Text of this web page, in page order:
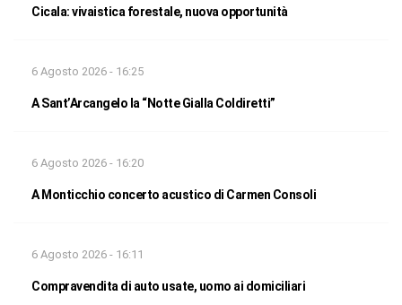
Cicala: vivaistica forestale, nuova opportunità
6 Agosto 2026 - 16:25
A Sant’Arcangelo la “Notte Gialla Coldiretti”
6 Agosto 2026 - 16:20
A Monticchio concerto acustico di Carmen Consoli
6 Agosto 2026 - 16:11
Compravendita di auto usate, uomo ai domiciliari